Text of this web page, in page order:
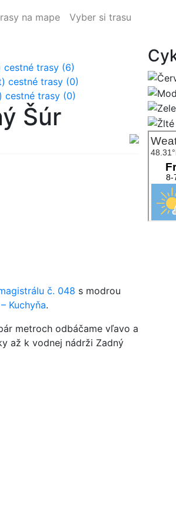
na mape Vyber si trasu
cestné trasy (6)
cestné trasy (0)
cestné trasy (0)
Šúr
č. 048 s modrou
Kuchyňa.
metroch odbáčame vľavo a
až k vodnej nádrži Zadný